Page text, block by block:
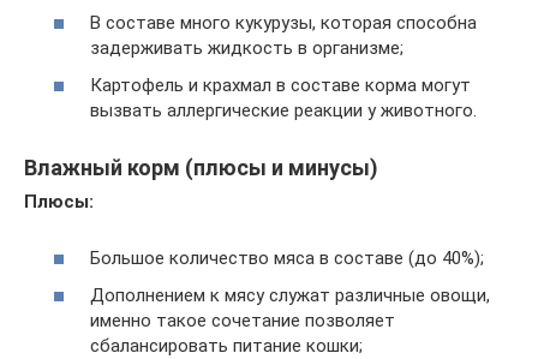
В составе много кукурузы, которая способна
задерживать жидкость в организме;
Картофель и крахмал в составе корма могут
вызвать аллергические реакции у животного.
Влажный корм (плюсы и минусы)
Плюсы:
Большое количество мяса в составе (до 40%);
Дополнением к мясу служат различные овощи,
именно такое сочетание позволяет
сбалансировать питание кошки;